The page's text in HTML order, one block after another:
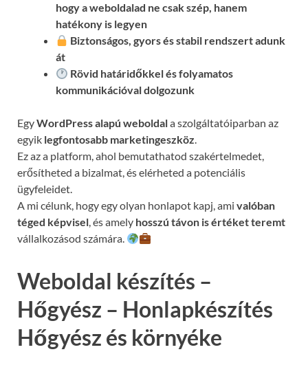
hogy a weboldalad ne csak szép, hanem
hatékony is legyen
Biztonságos, gyors és stabil rendszert adunk
át
Rövid határidőkkel és folyamatos
kommunikációvaldolgozunk
EgyWordPress alapú weboldala szolgáltatóiparban az
egyik legfontosabb marketingeszköz.
Ez az a platform, ahol bemutathatod szakértelmedet,
erősítheted a bizalmat, és elérheted a potenciális
ügyfeleidet.
A mi célunk, hogy egy olyan honlapot kapj, ami valóban
téged képvisel, és amely hosszú távon is értéket teremt
vállalkozásod számára.
Weboldal készítés –
Hőgyész – Honlapkészítés
Hőgyész és környéke